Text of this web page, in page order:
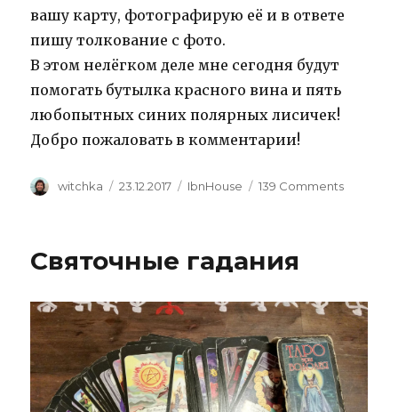
вашу карту, фотографирую её и в ответе
пишу толкование с фото.
В этом нелёгком деле мне сегодня будут
помогать бутылка красного вина и пять
любопытных синих полярных лисичек!
Добро пожаловать в комментарии!
Author
witchka
Posted
23.12.2017 Categories
IbnHouse 139 Commentson
Святочные гадания